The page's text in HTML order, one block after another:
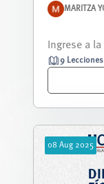
MARITZA
io de los
9 Lecciones
08 Aug 2025